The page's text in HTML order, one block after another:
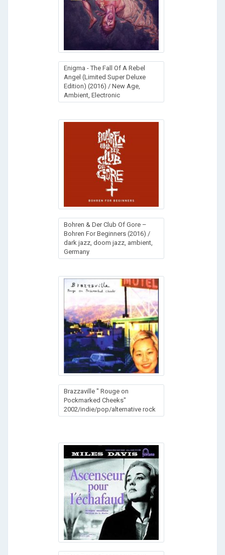
Enigma - The Fall Of A Rebel
Angel (Limited Super Deluxe
Edition) (2016) / New Age,
Ambient, Electronic
Bohren & Der Club Of Gore –
Bohren For Beginners (2016) /
dark jazz, doom jazz, ambient,
Germany
Brazzaville " Rouge on
Pockmarked Cheeks"
2002/indie/pop/alternative rock